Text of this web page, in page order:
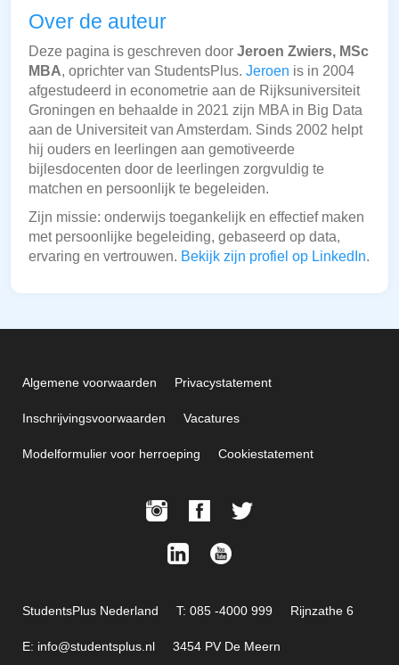
Over de auteur
Deze pagina is geschreven door Jeroen Zwiers, MSc
MBA, oprichter van StudentsPlus. Jeroen is in 2004
afgestudeerd in econometrie aan de Rijksuniversiteit
Groningen en behaalde in 2021 zijn MBA in Big Data
aan de Universiteit van Amsterdam. Sinds 2002 helpt
hij ouders en leerlingen aan gemotiveerde
bijlesdocenten door de leerlingen zorgvuldig te
matchen en persoonlijk te begeleiden.
Zijn missie: onderwijs toegankelijk en effectief maken
met persoonlijke begeleiding, gebaseerd op data,
ervaring en vertrouwen. Bekijk zijn profiel op LinkedIn.
Algemene voorwaarden Privacystatement
Inschrijvingsvoorwaarden Vacatures
Modelformulier voor herroeping Cookiestatement
StudentsPlus Nederland T: 085 -4000 999 Rijnzathe 6
E: info@studentsplus.nl 3454 PV De Meern